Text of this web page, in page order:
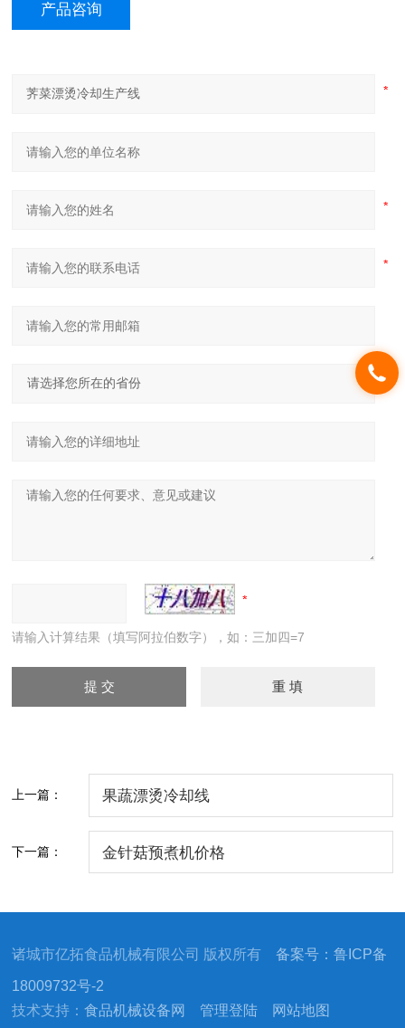
产品咨询
请输入计算结果（填写阿拉伯数字），如：三加四=7
上一篇： 果蔬漂烫冷却线
下一篇： 金针菇预煮机价格
诸城市亿拓食品机械有限公司 版权所有备案号：鲁ICP备
18009732号-2
技术支持：食品机械设备网 管理登陆 网站地图